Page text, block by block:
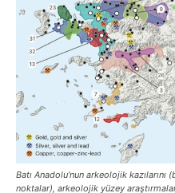
Batı Anadolu’nun arkeolojik
noktalar), arkeolojik yüzey